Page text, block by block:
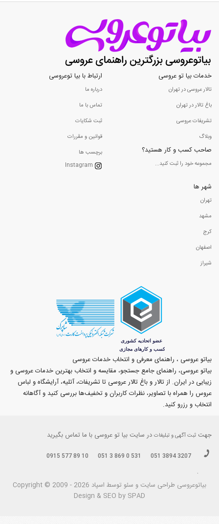
خدمات بیا تو عروسی
تالار عروسی در تهران
باغ تالار در تهران
تشریفات عروسی
وبلاگ
صاحب کسب و کار هستید؟
مجموعه خود را ثبت کنید...
ارتباط با بیا توعروسی
درباره ما
تماس با ما
ثبت شکایات
قوانین و مقررات
برچسب ها
Instagram
شهر ها
تهران
مشهد
کرج
اصفهان
شیراز
بیاتو عروسی ، راهنمای معرفی و انتخاب خدمات عروسی
بیاتو عروسی، راهنمای جامع جستجو، مقایسه و انتخاب بهترین خدمات عروسی و
زیبایی در ایران. از تالار و باغ تالار عروسی تا تشریفات، آتلیه، آرایشگاه و لباس
عروس را همراه با تصاویر، نظرات کاربران و تخفیف‌ها بررسی کنید و آگاهانه
انتخاب و رزرو کنید.
جهت ثبت آگهی و تبلیغات در سایت بیا تو عروسی با ما تماس بگیرید
051 3894 3207
051 3 869 0 531
0915 577 89 10
.
بیاتوعروسی Copyright © 2009 - 2026 طراحی سايت و سئو توسط اسپاد
Design & SEO by SPAD